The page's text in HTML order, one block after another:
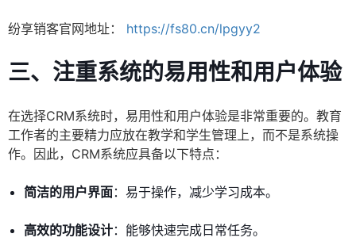
纷享销客官网地址： https://fs80.cn/lpgyy2
三、注重系统的易用性和用户体验
在选择CRM系统时，易用性和用户体验是非常重要的。教育
工作者的主要精力应放在教学和学生管理上，而不是系统操
作。因此，CRM系统应具备以下特点：
简洁的用户界面：易于操作，减少学习成本。
高效的功能设计：能够快速完成日常任务。